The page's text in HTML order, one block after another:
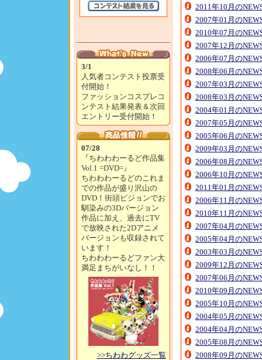
3/1
人気者コンテスト投票受
付開始！
ファッションコスプレコ
ンテスト結果発表＆次回
エントリー受付開始！
07/28
『ちわわわーるど作品集
Vol.1 =DVD=』
ちわわわーるどのこれま
での作品が盛り沢山の
DVD！街頭ビジョンでお
馴染みの3Dバージョン
作品に加え、過去にTV
で放映された2Dアニメ
バージョンも収録されて
います！
ちわわわーるどファン大
満足まちがいなし！！
>>ちわわグッズ一覧
2011年10月の
2007年01月の
2010年07月の
2007年12月の
2006年07月の
2008年06月の
2007年03月の
2008年03月の
2004年01月の
2007年05月の
2005年06月の
2009年03月の
2006年08月の
2006年10月の
2011年01月の
2006年11月の
2010年11月の
2007年04月の
2005年04月の
2003年03月の
2009年12月の
2007年06月の
2010年09月の
2005年10月の
2004年05月の
2004年04月の
2005年08月の
2008年09月の